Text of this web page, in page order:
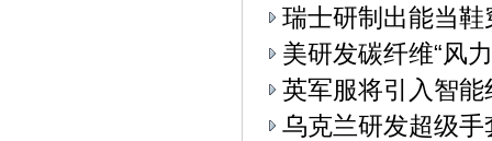
瑞士研制出能当鞋
美研发碳纤维“风
英军服将引入智
乌克兰研发超级